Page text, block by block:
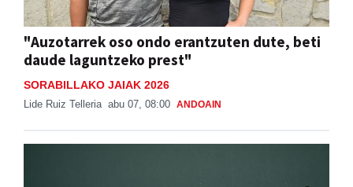
"Auzotarrek oso ondo erantzuten dute, beti
daude laguntzeko prest"
SORABILLAKO JAIAK 2026
Lide Ruiz Telleria abu 07, 08:00 ANDOAIN